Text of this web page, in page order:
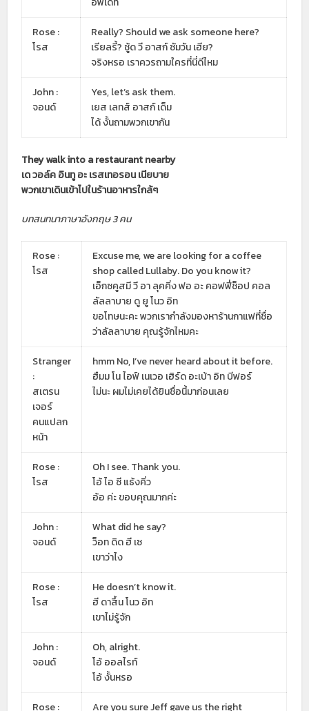
Rose :
โรส
Really? Should we ask someone here?
เรียลรี้? ชู้ด วี อาสก์ ซัมวัน เฮีย?
จริงหรอ เราควรถามใครที่นี่ดีไหม
John :
จอนด์
Yes, let’s ask them.
เยส เลทส์ อาสก์ เด็ม
ได้ งั้นถามพวกเขากัน
They walk into a restaurant nearby
เด วอล์ค อินทู อะ เรสเทอรอน เนียบาย
พวกเขาเดินเข้าไปในร้านอาหารใกล้ๆ
บทสนทนาภาษาอังกฤษ 3 คน
Rose :
โรส
Excuse me, we are looking for a coffee
shop called Lullaby. Do you know it?
เอ็กซคูสมี วี อา ลุคคิ่ง ฟอ อะ คอฟฟี่ช็อป คอล
ลัลลาบาย ดู ยู โนว อิท
ขอโทษนะคะ พวกเรากำลังมองหาร้านกาแฟที่ชื่อ
ว่าลัลลาบาย คุณรู้จักไหมคะ
Stranger
:
สเตรน
เจอร์
คนแปลก
หน้า
hmm No, I’ve never heard about it before.
ฮืมม โน ไอฟ์ เนเวอ เฮิร์ด อะเบ้า อิท บีฟอร์
ไม่นะ ผมไม่เคยได้ยินชื่อนี้มาก่อนเลย
Rose :
โรส
Oh I see. Thank you.
โอ้ ไอ ซี แธ้งคิ่ว
อ้อ ค่ะ ขอบคุณมากค่ะ
John :
จอนด์
What did he say?
ว็อท ดิด ฮี เซ
เขาว่าไง
Rose :
โรส
He doesn’t know it.
ฮี ดาสึ้น โนว อิท
เขาไม่รู้จัก
John :
จอนด์
Oh, alright.
โอ้ ออลไรท์
โอ้ งั้นหรอ
Rose : Are you sure Jeff gave us the right